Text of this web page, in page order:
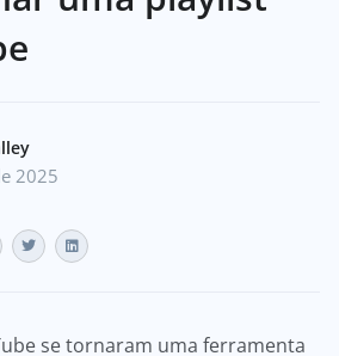
2025
se tornaram uma ferramenta